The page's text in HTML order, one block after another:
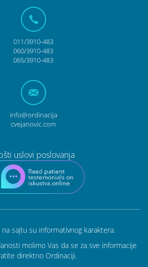
011/3910-483
060/3910-483
065/3910-483
info@ordinacija
cvejanovic.com
uslovi poslovanja
sajtu su informativnog karaktera.
molimo Vas da se za sve informacije
direktno Ordinaciji.